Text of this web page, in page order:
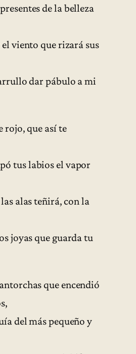
de la belleza
viento que rizará sus
dar pábulo a mi
rojo, que así te
tus labios el vapor
alas teñirá, con la
joyas que guarda tu
que encendió
del más pequeño y